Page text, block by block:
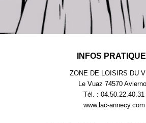
INFOS
ZONE DE LOISIRS DU
Le Vuaz 74570
Tél. : 04.50.22.40.31
www.lac-annecy.com